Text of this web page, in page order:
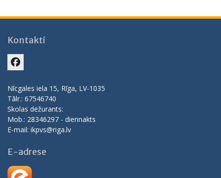
Kontakti
Nīcgales iela 15, Rīga, LV-1035
Tālr.: 67546740
Skolas dežurants:
Mob.: 28346297 - diennakts
E-mail: ikpvs@riga.lv
E-adrese